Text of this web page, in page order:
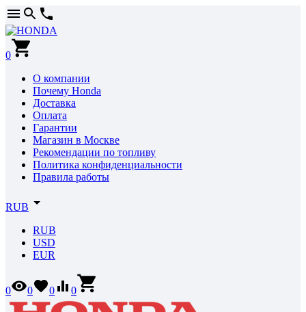
0
О компании
Почему Honda
Доставка
Оплата
Гарантии
Магазин в Москве
Рекомендации по топливу
Политика конфиденциальности
Правила работы
RUB
RUB
USD
EUR
0 0 0 0